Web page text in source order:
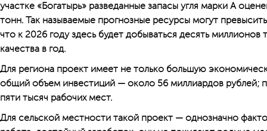
участке «Богатырь» разведанные запасы угля марки А
тонн. Так называемые прогнозные ресурсы могут
что к 2026 году здесь будет добываться десять миллионов
качества в год.
Для региона проект имеет не только большую
общий объем инвестиций — около 56 миллиардов рублей;
пяти тысяч рабочих мест.
Для сельской местности такой проект — однозначно